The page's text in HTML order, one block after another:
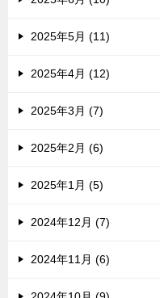
2025年5月 (11)
2025年4月 (12)
2025年3月 (7)
2025年2月 (6)
2025年1月 (5)
2024年12月 (7)
2024年11月 (6)